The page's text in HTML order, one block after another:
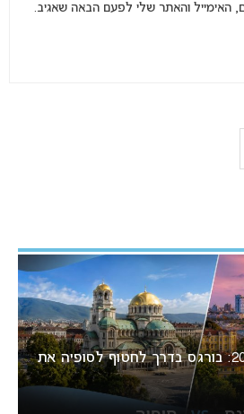
האימייל והאתר שלי לפעם הבאה שאגיב.
המירוץ לאירוויזיון 2027: בורגס בדרך לחטוף לסופיה את